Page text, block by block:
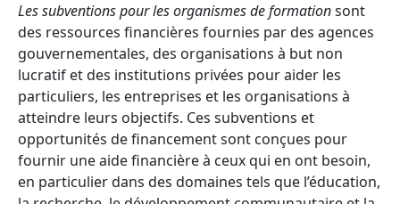
Les subventions pour les organismes de formationsont
des ressources financières fournies par des agences
gouvernementales, des organisations à but non
lucratif et des institutions privées pour aider les
particuliers, les entreprises et les organisations à
atteindre leurs objectifs. Ces subventions et
opportunités de financement sont conçues pour
fournir une aide financière à ceux qui en ont besoin,
en particulier dans des domaines tels que l’éducation,